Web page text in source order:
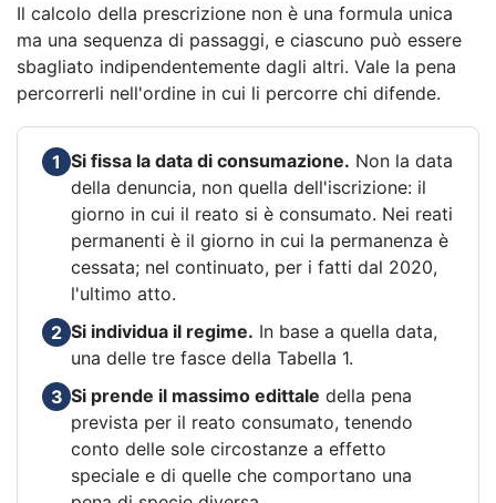
Il calcolo della prescrizione non è una formula unica
ma una sequenza di passaggi, e ciascuno può essere
sbagliato indipendentemente dagli altri. Vale la pena
percorrerli nell'ordine in cui li percorre chi difende.
1 Si fissa la data di consumazione. Non la data
della denuncia, non quella dell'iscrizione: il
giorno in cui il reato si è consumato. Nei reati
permanenti è il giorno in cui la permanenza è
cessata; nel continuato, per i fatti dal 2020,
l'ultimo atto.
2 Si individua il regime. In base a quella data,
una delle tre fasce della Tabella 1.
3 Si prende il massimo edittale della pena
prevista per il reato consumato, tenendo
conto delle sole circostanze a effetto
speciale e di quelle che comportano una